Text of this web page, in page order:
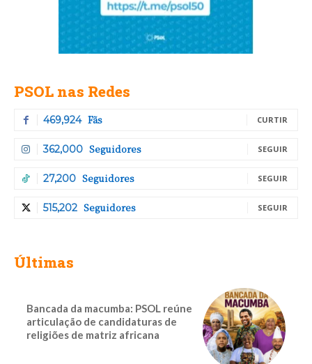
PSOL nas Redes
469,924 Fãs CURTIR
362,000 Seguidores SEGUIR
27,200 Seguidores SEGUIR
515,202 Seguidores SEGUIR
Últimas
Bancada da macumba: PSOL reúne
articulação de candidaturas de
religiões de matriz africana